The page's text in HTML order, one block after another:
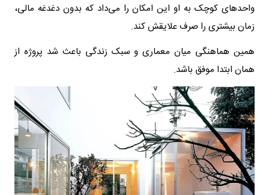
واحدهای کوچک به او این امکان را می‌داد که بدون دغدغه مالی،
زمان بیشتری را صرف علایقش کند.
همین هماهنگی میان معماری و سبک زندگی باعث شد پروژه از
همان ابتدا موفق باشد.